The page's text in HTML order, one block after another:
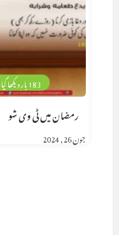
183 بار دیکھا گیا
رمضان میں ٹی وی شو
جون 26, 2024